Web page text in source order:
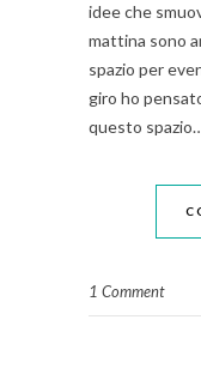
idee che
mattina sono
spazio per
giro ho
questo
1 Comment